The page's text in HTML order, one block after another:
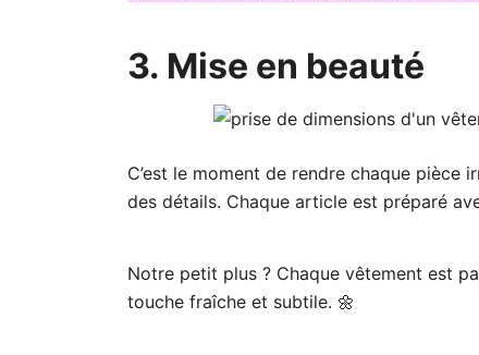
3. Mise en beauté
C’est le moment de rendre chaque pièce
des détails. Chaque article est préparé
Notre petit plus ? Chaque vêtement est
touche fraîche et subtile. 🌼